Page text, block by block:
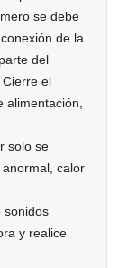
se debe
de la
del
el
alimentación,
solo se
calor
sonidos
y realice